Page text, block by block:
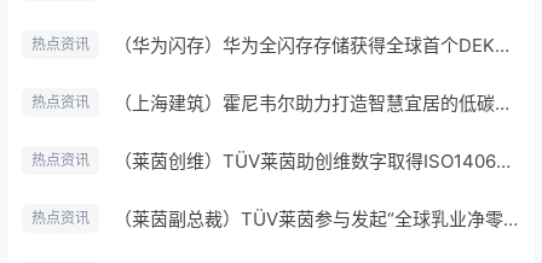
热点资讯 （华为闪存）华为全闪存存储获得全球首个DEKRA德凯存储产品碳足迹和碳标签证书
热点资讯 （上海建筑）霍尼韦尔助力打造智慧宜居的低碳建筑示范项目
热点资讯 （莱茵创维）TÜV莱茵助创维数字取得ISO14064-1:2018碳核查认证证书
热点资讯 （莱茵副总裁）TÜV莱茵参与发起“全球乳业净零排放”倡议